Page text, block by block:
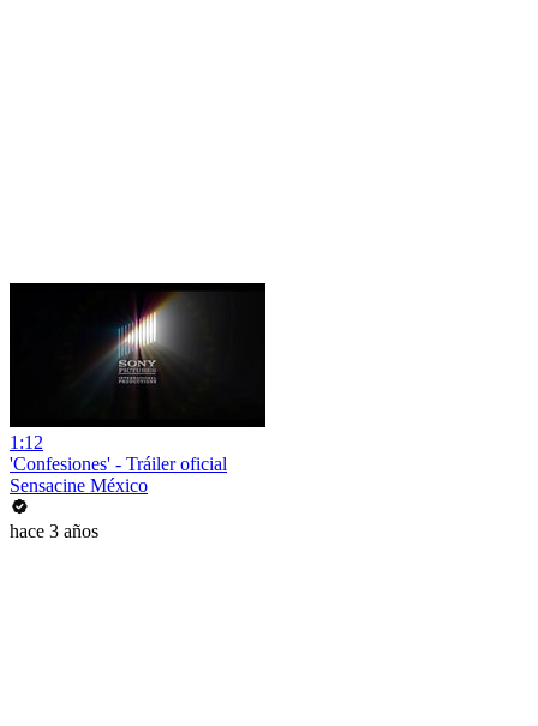
1:12
'Confesiones' - Tráiler oficial
Sensacine México
hace 3 años